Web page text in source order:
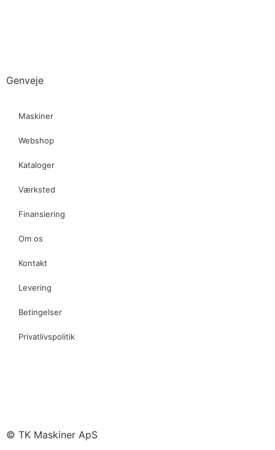
Genveje
Maskiner
Webshop
Kataloger
Værksted
Finansiering
Om os
Kontakt
Levering
Betingelser
Privatlivspolitik
© TK Maskiner ApS